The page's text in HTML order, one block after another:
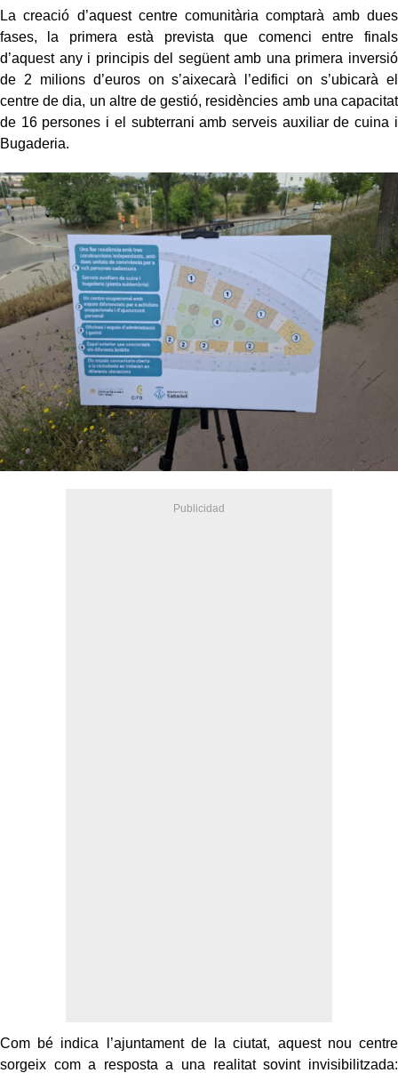
La creació d’aquest centre comunitària comptarà amb dues
fases, la primera està prevista que comenci entre finals
d’aquest any i principis del següent amb una primera inversió
de 2 milions d’euros on s’aixecarà l’edifici on s’ubicarà el
centre de dia, un altre de gestió, residències amb una capacitat
de 16 persones i el subterrani amb serveis auxiliar de cuina i
Bugaderia.
Com bé indica l’ajuntament de la ciutat, aquest nou centre
sorgeix com a resposta a una realitat sovint invisibilitzada: